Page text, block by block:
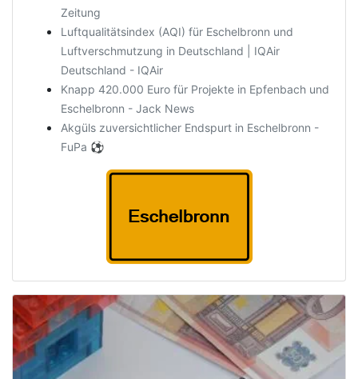
Zeitung
Luftqualitätsindex (AQI) für Eschelbronn und
Luftverschmutzung in Deutschland | IQAir
Deutschland - IQAir
Knapp 420.000 Euro für Projekte in Epfenbach und
Eschelbronn - Jack News
Akgüls zuversichtlicher Endspurt in Eschelbronn -
FuPa ⚽️